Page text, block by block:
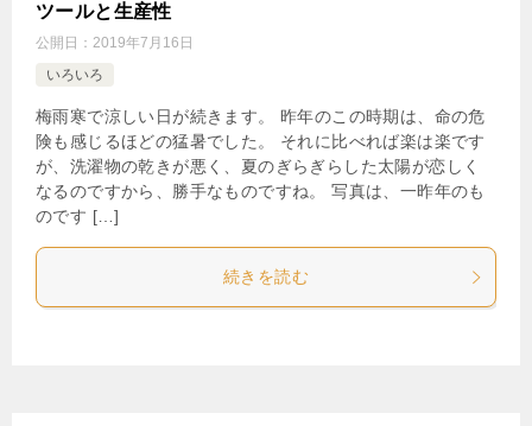
ツールと生産性
公開日： 2019年7月16日
いろいろ
梅雨寒で涼しい日が続きます。 昨年のこの時期は、命の危
険も感じるほどの猛暑でした。 それに比べれば楽は楽です
が、洗濯物の乾きが悪く、夏のぎらぎらした太陽が恋しく
なるのですから、勝手なものですね。 写真は、一昨年のも
のです […]
続きを読む